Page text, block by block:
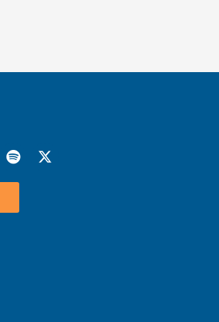
twitter